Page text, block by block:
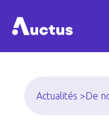
Actualités >De